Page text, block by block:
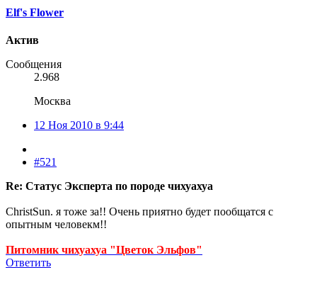
Elf's Flower
Актив
Сообщения
2.968
Москва
12 Ноя 2010 в 9:44
#521
Re: Статус Эксперта по породе чихуахуа
ChristSun. я тоже за!! Очень приятно будет пообщатся с
опытным человекм!!
Питомник чихуахуа "Цветок Эльфов"
Ответить